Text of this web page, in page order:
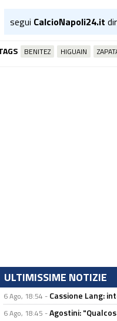
segui CalcioNapoli24.it
BENITEZ HIGUAIN
ULTIMISSIME NOTIZIE
6 Ago, 18:54 - Cassione Lang:
6 Ago, 18:45 -Agostini: